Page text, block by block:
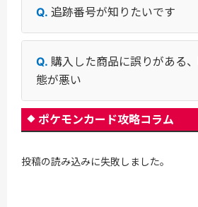
追跡番号が知りたいです
購入した商品に誤りがある
態が悪い
ポケモンカード攻略コラム
投稿の読み込みに失敗しました。